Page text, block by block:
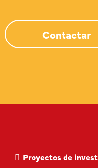
Contactar
Proyectos de